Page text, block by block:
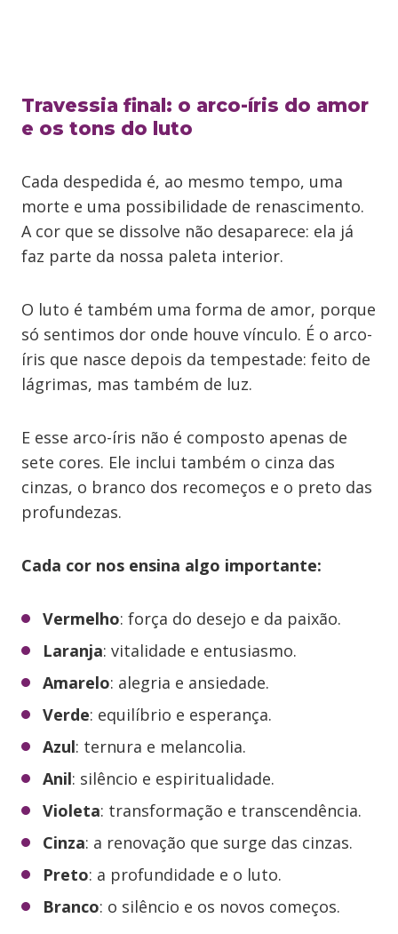
Travessia final: o arco-íris do amor
e os tons do luto
Cada despedida é, ao mesmo tempo, uma
morte e uma possibilidade de renascimento.
A cor que se dissolve não desaparece: ela já
faz parte da nossa paleta interior.
O luto é também uma forma de amor, porque
só sentimos dor onde houve vínculo. É o arco-
íris que nasce depois da tempestade: feito de
lágrimas, mas também de luz.
E esse arco-íris não é composto apenas de
sete cores. Ele inclui também o cinza das
cinzas, o branco dos recomeços e o preto das
profundezas.
Cada cor nos ensina algo importante:
Vermelho: força do desejo e da paixão.
Laranja: vitalidade e entusiasmo.
Amarelo: alegria e ansiedade.
Verde: equilíbrio e esperança.
Azul: ternura e melancolia.
Anil: silêncio e espiritualidade.
Violeta: transformação e transcendência.
Cinza: a renovação que surge das cinzas.
Preto: a profundidade e o luto.
Branco: o silêncio e os novos começos.